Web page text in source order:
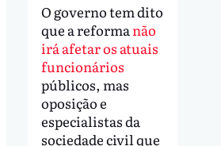
O governo tem dito
que a reforma não
irá afetar os atuais
funcionários
públicos, mas
oposição e
especialistas da
sociedade civil que